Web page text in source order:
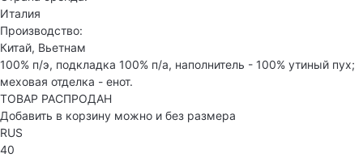
Италия
Производство:
Китай, Вьетнам
100% п/э, подкладка 100% п/а, наполнитель - 100% утиный пух;
меховая отделка - енот.
ТОВАР РАСПРОДАН
Добавить в корзину можно и без размера
RUS
40